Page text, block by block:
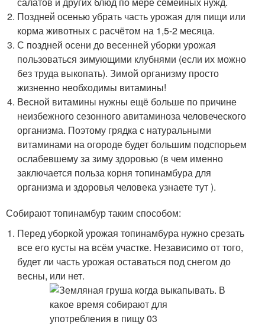
Поздней осенью убрать часть урожая для пищи или
корма животных с расчётом на 1,5-2 месяца.
С поздней осени до весенней уборки урожая
пользоваться зимующими клубнями (если их можно
без труда выкопать). Зимой организму просто
жизненно необходимы витамины!
Весной витамины нужны ещё больше по причине
неизбежного сезонного авитаминоза человеческого
организма. Поэтому грядка с натуральными
витаминами на огороде будет большим подспорьем
ослабевшему за зиму здоровью (в чем именно
заключается польза корня топинамбура для
организма и здоровья человека узнаете тут ).
Собирают топинамбур таким способом:
Перед уборкой урожая топинамбура нужно срезать
все его кусты на всём участке. Независимо от того,
будет ли часть урожая оставаться под снегом до
весны, или нет.